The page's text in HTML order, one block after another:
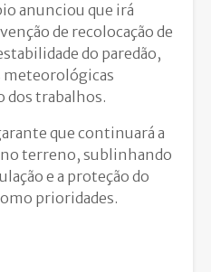
anunciou que irá
de recolocação de
do paredão,
meteorológicas
dos trabalhos.
que continuará a
terreno, sublinhando
e a proteção do
prioridades.